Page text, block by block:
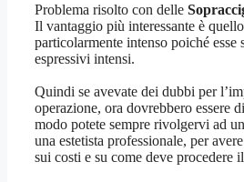
Problema risolto con delle
Il vantaggio più interessante è
particolarmente intenso poiché esse
espressivi intensi.
Quindi se avevate dei dubbi per
operazione, ora dovrebbero essere
modo potete sempre rivolgervi ad
una estetista professionale, per
sui costi e su come deve procedere